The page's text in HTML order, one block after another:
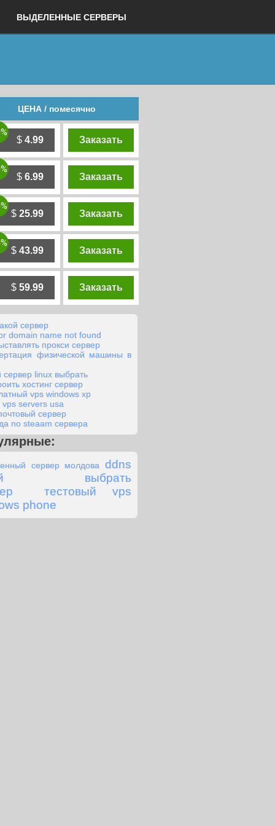
ВЫДЕЛЕННЫЕ СЕРВЕРЫ
ЦЕНА / помесячно
$ 4.99 Заказать
$ 6.99 Заказать
$ 25.99 Заказать
$ 43.99 Заказать
$ 59.99 Заказать
сервер
domain name not found
прокси сервер
физической машины в
сервер linux выбрать
хостинг сервер
vps windows xp
vps servers usa
сервер
no steaam сервера
сервер молдова
ddns
выбрать
тестовый vps
phone